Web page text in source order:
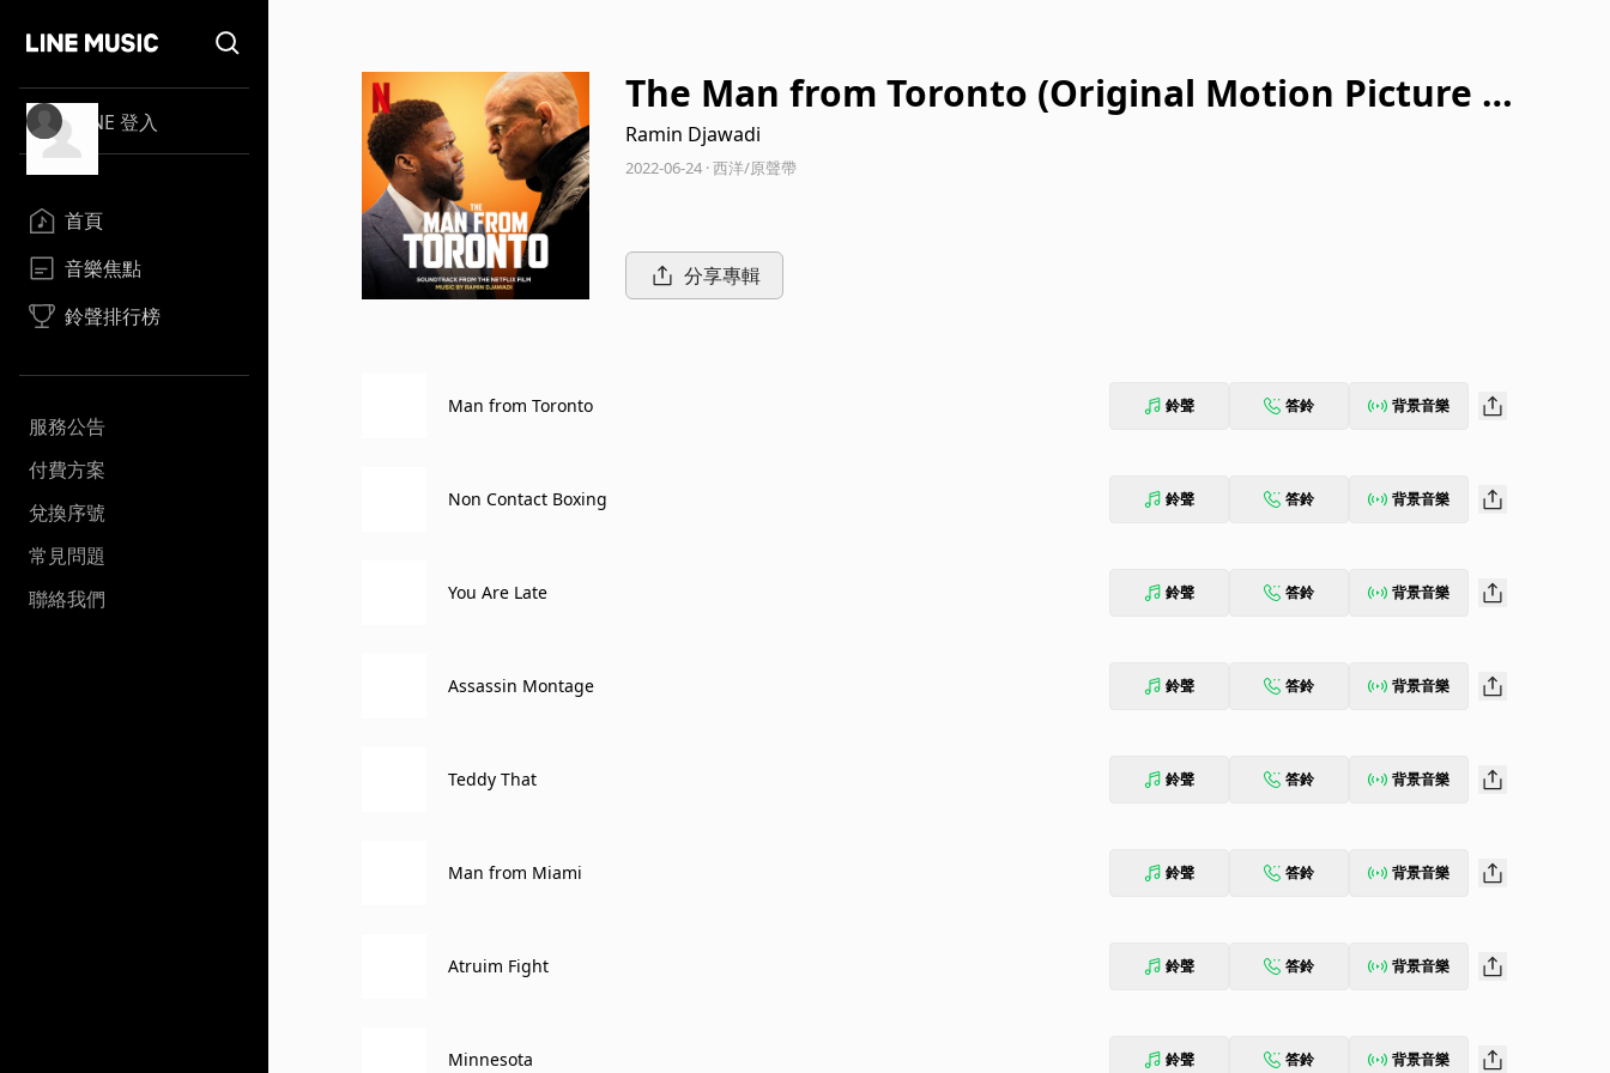
LINE 登入
首頁
音樂焦點
鈴聲排行榜
服務公告
付費方案
兌換序號
常見問題
聯絡我們
The Man from Toronto (Original Motion Picture S
oundtrack)
Ramin Djawadi
2022-06-24 · 西洋/原聲帶
分享專輯
Man from Toronto 鈴聲 答鈴 背景音樂
Non Contact Boxing 鈴聲 答鈴 背景音樂
You Are Late 鈴聲 答鈴 背景音樂
Assassin Montage 鈴聲 答鈴 背景音樂
Teddy That 鈴聲 答鈴 背景音樂
Man from Miami 鈴聲 答鈴 背景音樂
Atruim Fight 鈴聲 答鈴 背景音樂
Minnesota 鈴聲 答鈴 背景音樂